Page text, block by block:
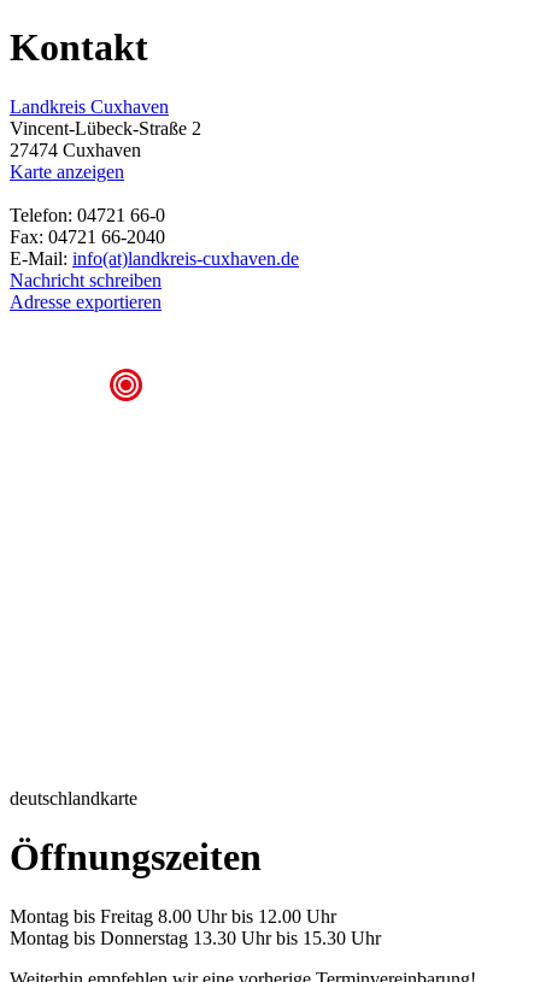
Kontakt
Landkreis Cuxhaven
Vincent-Lübeck-Straße 2
27474 Cuxhaven
Karte anzeigen
Telefon: 04721 66-0
Fax: 04721 66-2040
E-Mail: info(at)landkreis-cuxhaven.de
Nachricht schreiben
Adresse exportieren
deutschlandkarte
Öffnungszeiten
Montag bis Freitag 8.00 Uhr bis 12.00 Uhr
Montag bis Donnerstag 13.30 Uhr bis 15.30 Uhr